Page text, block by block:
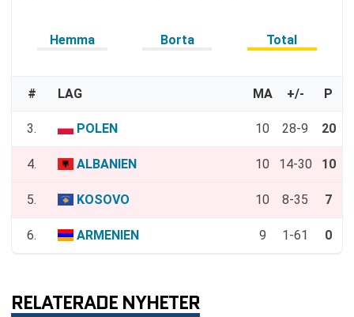
Hemma Borta Total
# LAG MA +/- P
3. POLEN 10 28-9 20
4. ALBANIEN 10 14-30 10
5. KOSOVO 10 8-35 7
6. ARMENIEN 9 1-61 0
RELATERADE NYHETER